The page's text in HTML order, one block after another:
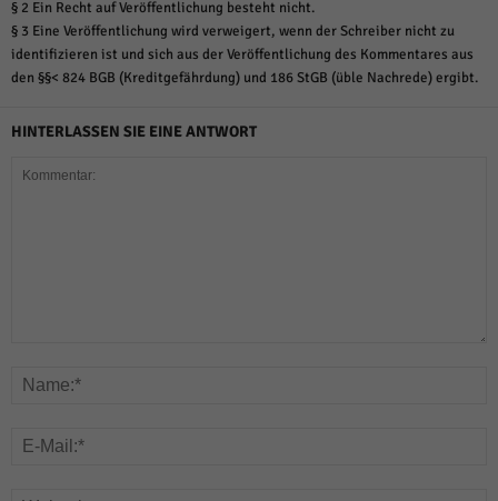
§ 2 Ein Recht auf Veröffentlichung besteht nicht.
§ 3 Eine Veröffentlichung wird verweigert, wenn der Schreiber nicht zu
identifizieren ist und sich aus der Veröffentlichung des Kommentares aus
den §§< 824 BGB (Kreditgefährdung) und 186 StGB (üble Nachrede) ergibt.
HINTERLASSEN SIE EINE ANTWORT